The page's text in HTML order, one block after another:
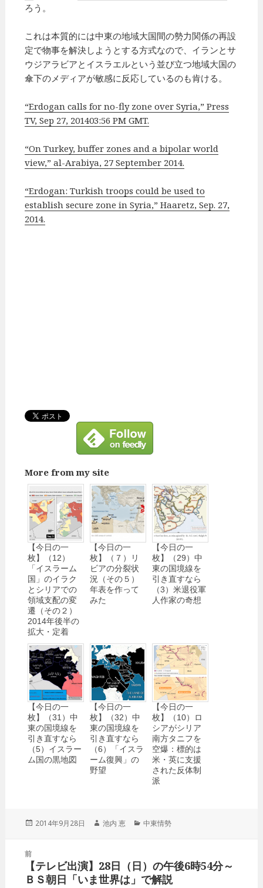
ろう。
これは本質的には中東の地域大国間の勢力関係の再設
定で物事を解決しようとする方式なので、イランとサ
ウジアラビアとイスラエルという並び立つ地域大国の
傘下のメディアが敏感に反応しているのも肯ける。
“Erdogan calls for no-fly zone over Syria,” Press
TV, Sep 27, 201403:56 PM GMT.
“On Turkey, buffer zones and a bipolar world
view,” al-Arabiya, 27 September 2014.
“Erdogan: Turkish troops could be used to
establish secure zone in Syria,” Haaretz, Sep. 27,
2014.
More from my site
【今日の一
枚】（12）
「イスラーム
国」のイラク
とシリアでの
領域支配の変
遷（その２）
2014年後半の
拡大・定着
【今日の一
枚】（７）リ
ビアの分裂状
況（その５）
年表を作って
みた
【今日の一
枚】（29）中
東の国境線を
引き直すなら
（3）米退役軍
人作家の奇想
【今日の一
枚】（31）中
東の国境線を
引き直すなら
（5）イスラー
ム国の黒地図
【今日の一
枚】（32）中
東の国境線を
引き直すなら
（6）「イスラ
ーム復興」の
野望
【今日の一
枚】（10）ロ
シアがシリア
南方タニフを
空爆：標的は
米・英に支援
された反体制
派
投
2014年9月28日
作
池内 恵
カ
ー
中東情勢
前
前
の
【テレビ出演】28日（日）の午後6時54分～
ＢＳ朝日「いま世界は」で解説